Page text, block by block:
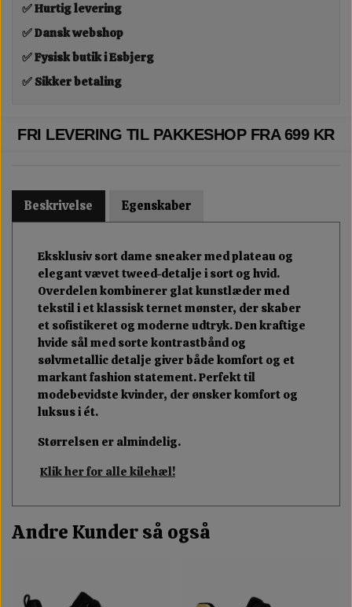
✅ Hurtig levering
✅ Dansk webshop
✅ Fysisk butik i Esbjerg
✅ Sikker betaling
FRI LEVERING TIL PAKKESHOP FRA 699 KR
Beskrivelse Egenskaber
Eksklusiv sort dame sneaker med plateau og
elegant vævet tweed-detalje i sort og hvid.
Overdelen kombinerer glat kunstlæder med
tekstil i et klassisk ternet mønster, der skaber
et sofistikeret og moderne udtryk. Den kraftige
hvide sål med sorte kontrastbånd og
sølvmetallic detalje giver både komfort og et
markant fashion statement. Perfekt til
modebevidste kvinder, der ønsker komfort og
luksus i ét.
Størrelsen er almindelig.
Klik her for alle kilehæl!
Andre Kunder så også